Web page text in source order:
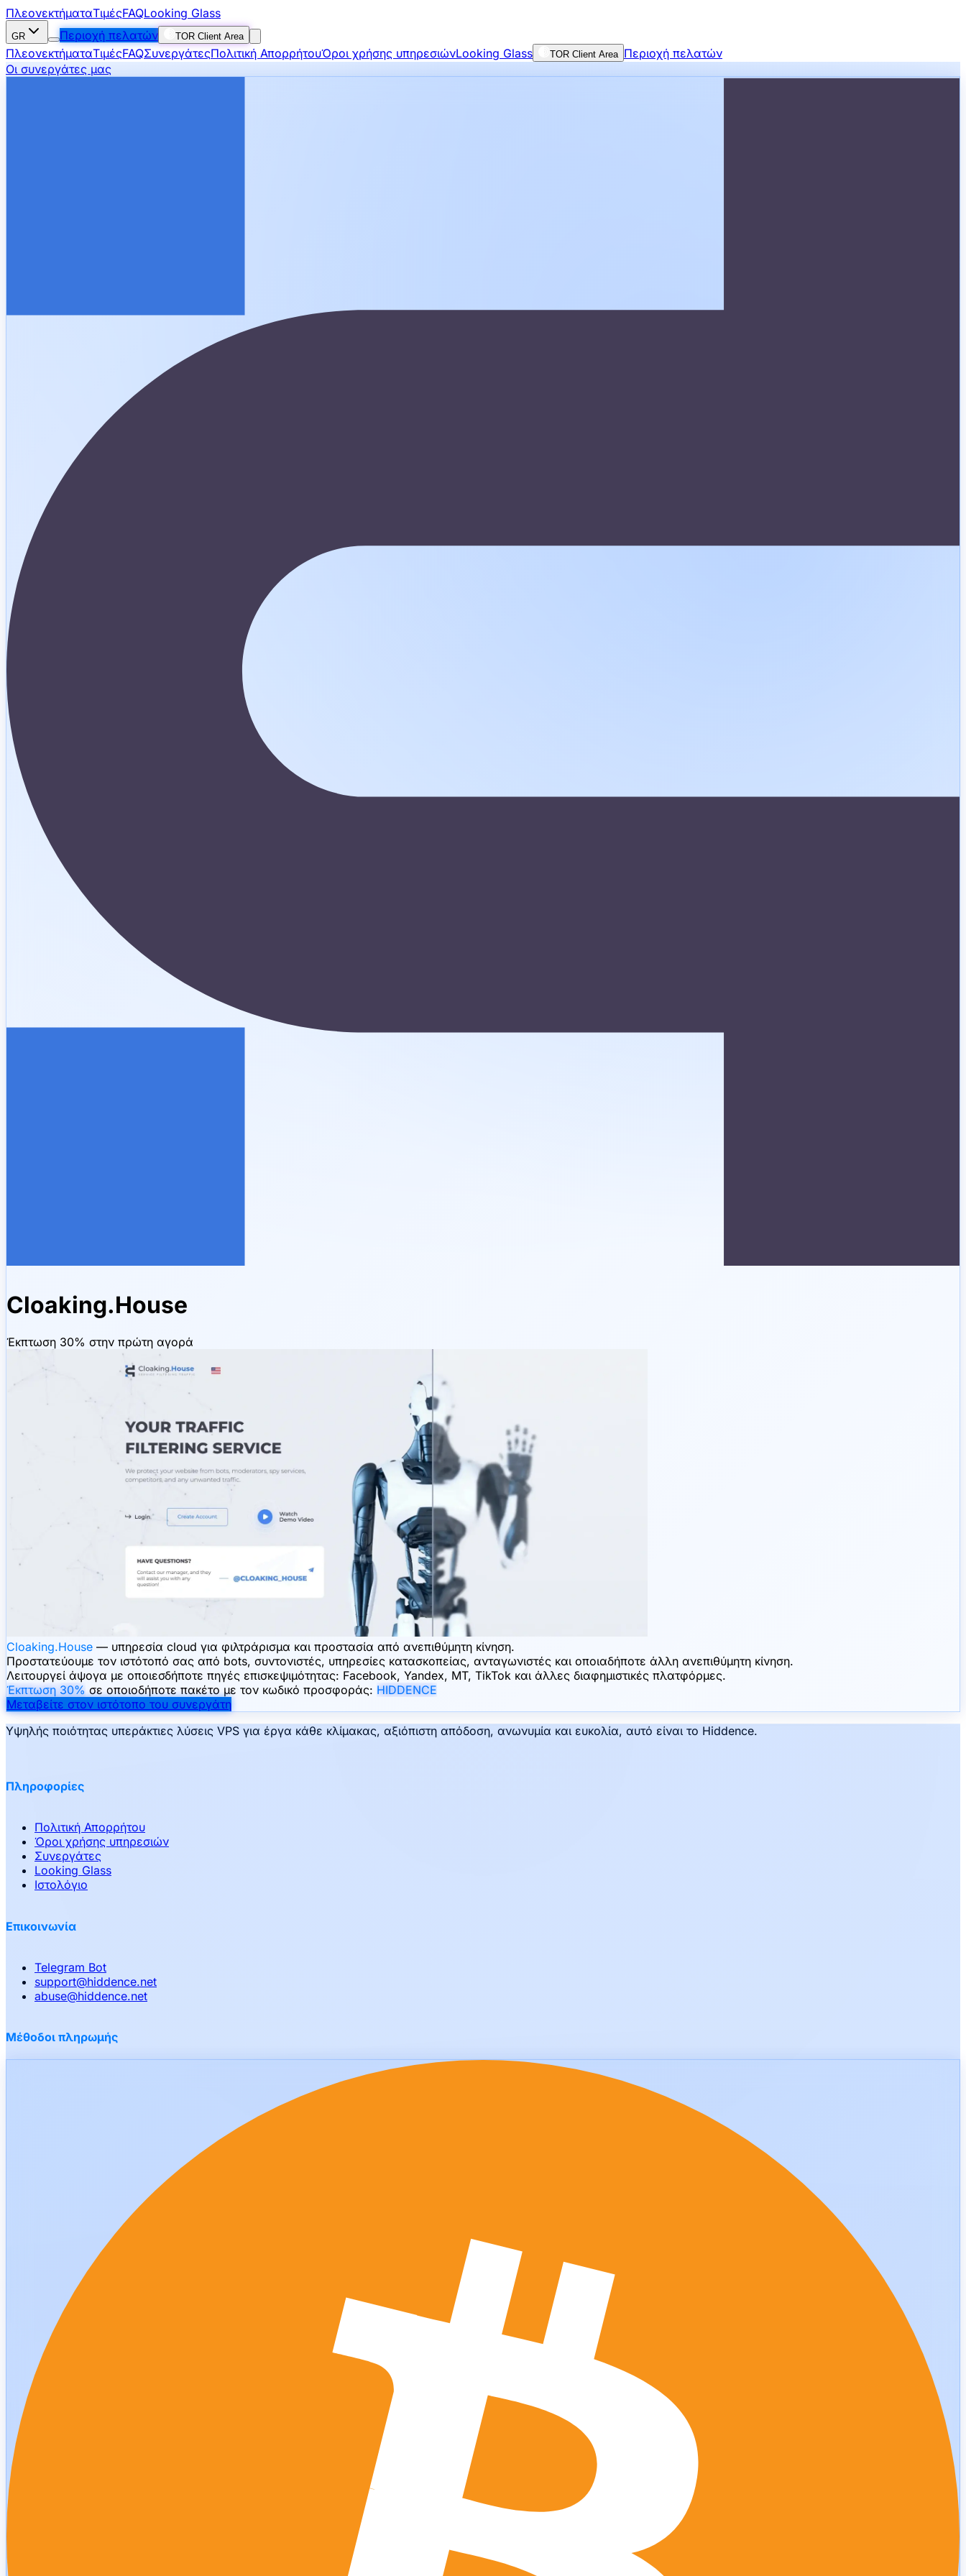
ΠλεονεκτήματαΤιμέςFAQLooking Glass
GR Περιοχή πελατών TOR Client Area
ΠλεονεκτήματαΤιμέςFAQΣυνεργάτεςΠολιτική ΑπορρήτουΌροι χρήσης υπηρεσιώνLooking Glass TOR Client Area Περιοχή πελατών
Οι συνεργάτες μας
Cloaking.House
Έκπτωση 30% στην πρώτη αγορά
Cloaking.House — υπηρεσία cloud για φιλτράρισμα και προστασία από ανεπιθύμητη κίνηση.
Προστατεύουμε τον ιστότοπό σας από bots, συντονιστές, υπηρεσίες κατασκοπείας, ανταγωνιστές και οποιαδήποτε άλλη ανεπιθύμητη κίνηση.
Λειτουργεί άψογα με οποιεσδήποτε πηγές επισκεψιμότητας: Facebook, Yandex, MT, TikTok και άλλες διαφημιστικές πλατφόρμες.
Έκπτωση 30% σε οποιοδήποτε πακέτο με τον κωδικό προσφοράς: HIDDENCE
Μεταβείτε στον ιστότοπο του συνεργάτη
Υψηλής ποιότητας υπεράκτιες λύσεις VPS για έργα κάθε κλίμακας, αξιόπιστη απόδοση, ανωνυμία και ευκολία, αυτό είναι το Hiddence.
Πληροφορίες
Πολιτική Απορρήτου
Όροι χρήσης υπηρεσιών
Συνεργάτες
Looking Glass
Ιστολόγιο
Επικοινωνία
Telegram Bot
support@hiddence.net
abuse@hiddence.net
Μέθοδοι πληρωμής